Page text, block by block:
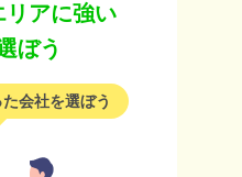
リアに強い
ぼう
会社を選ぼう